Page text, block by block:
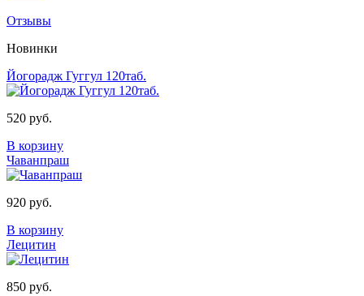
Отзывы
Новинки
Йогорадж Гуггул 120таб.
520 руб.
В корзину
Чаванпраш
920 руб.
В корзину
Лецитин
850 руб.